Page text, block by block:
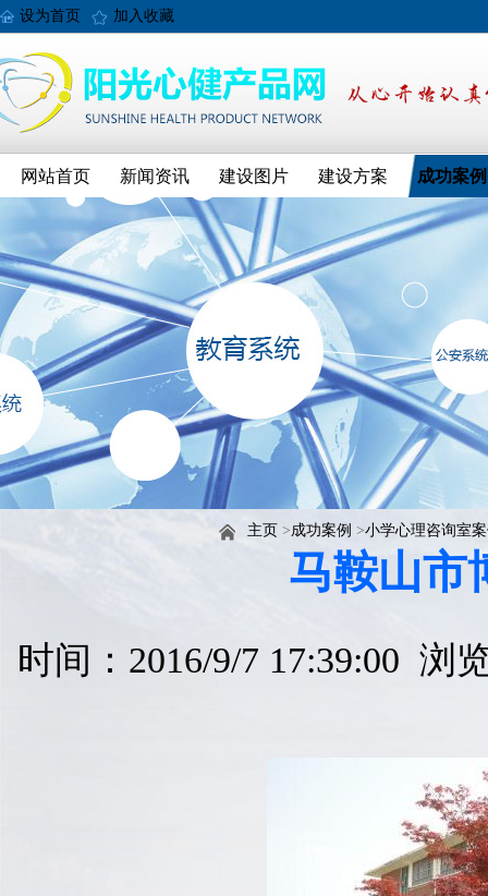
设为首页 加入收藏
网站首页 新闻资讯 建设图片 建设方案 成功案例
主页 >成功案例 >小学心理咨询室
马鞍山市
时间：2016/9/7 17:39:00 浏